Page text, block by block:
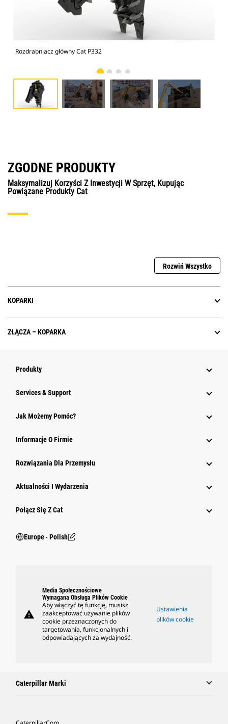
Rozdrabniacz główny Cat P332
ZGODNE PRODUKTY
Maksymalizuj Korzyści Z Inwestycji W Sprzęt, Kupując
Powiązane Produkty Cat
Rozwiń Wszystko
KOPARKI
ZŁĄCZA – KOPARKA
Produkty
Services & Support
Jak Możemy Pomóc?
Informacje O Firmie
Rozwiązania Dla Przemysłu
Aktualności I Wydarzenia
Połącz Się Z Cat
Europe ‧ Polish
warning
Media Społecznościowe
Wymagana Obsługa Plików Cookie
Aby włączyć tę funkcję, musisz
zaakceptować używanie plików
cookie przeznaczonych do
targetowania, funkcjonalnych i
odpowiadających za wydajność.
Ustawienia
plików cookie
Caterpillar Marki